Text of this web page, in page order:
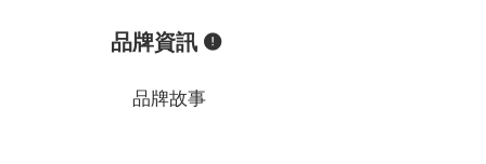
品牌資訊
品牌故事